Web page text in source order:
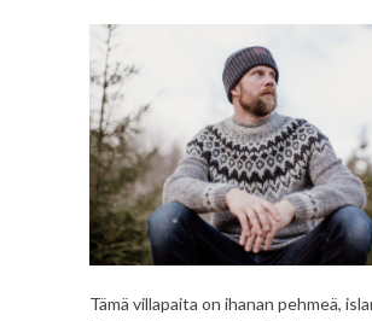
Tämä villapaita on ihanan pehmeä,